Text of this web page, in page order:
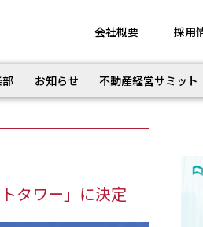
会社概要 採用
お知らせ 不動産経営サミット
タワー」に決定